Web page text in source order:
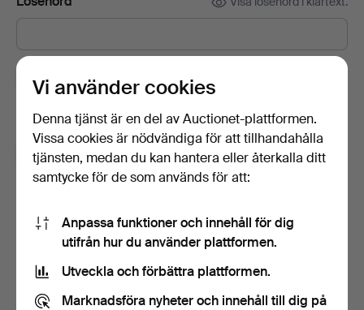
Prenumerera på Auctionets nyhetsbrev.
ångrar dig kan du enkelt avsluta prenumerationen.
Jag är över 18 år och jag godkänner
användarvillkoren,köpvillkorensamt bekräftar att jag
Skapa konto
Vi använder cookies
Denna tjänst är en del av Auctionet-plattformen.
Vissa cookies är nödvändiga för att tillhandahålla
tjänsten, medan du kan hantera eller återkalla ditt
samtycke för de som används för att:
Anpassa funktioner och innehåll för dig
utifrån hur du använder plattformen.
Utveckla och förbättra plattformen.
Marknadsföra nyheter och innehåll till dig på